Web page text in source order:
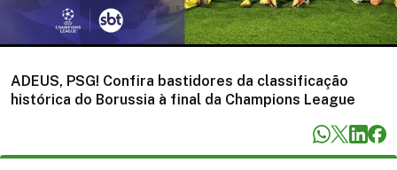
ADEUS, PSG! Confira bastidores da classificação
histórica do Borussia à final da Champions League